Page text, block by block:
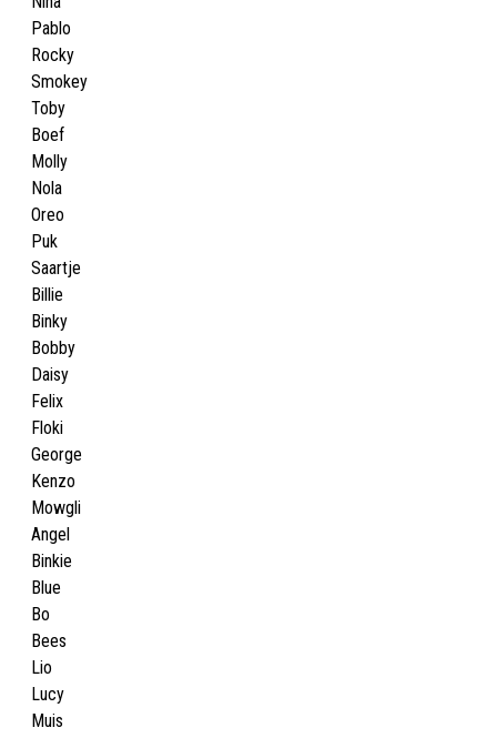
Pablo
Rocky
Smokey
Toby
Boef
Molly
Nola
Oreo
Puk
Saartje
Billie
Binky
Bobby
Daisy
Felix
Floki
George
Kenzo
Mowgli
Angel
Binkie
Blue
Bo
Bees
Lio
Lucy
Muis